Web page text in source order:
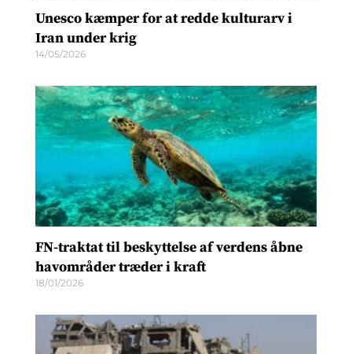
Unesco kæmper for at redde kulturarv i
Iran under krig
14/05/2026
FN-traktat til beskyttelse af verdens åbne
havområder træder i kraft
18/01/2026